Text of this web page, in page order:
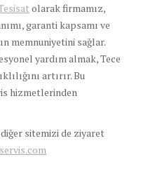
olarak firmamız,
garanti kapsamı ve
memnuniyetini sağlar.
yardım almak, Tece
artırır. Bu
hizmetlerinden
sitemizi de ziyaret